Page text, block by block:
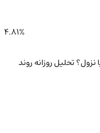
4.81%
تحلیل روزانه روند